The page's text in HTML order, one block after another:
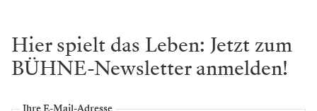
Hier spielt das Leben: Jetzt zum
BÜHNE-Newsletter anmelden!
Ihre E-Mail-Adresse